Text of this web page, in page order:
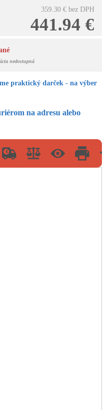
359.30 € bez DPH
441.94 €
nedostupná
praktický darček - na výber
na adresu alebo